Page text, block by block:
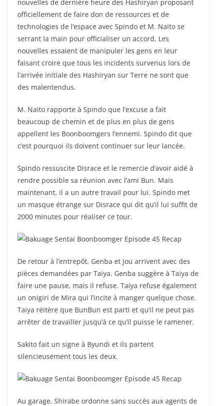
nouvelles de dernière heure des Hashiryan proposant
officiellement de faire don de ressources et de
technologies de l’espace avec Spindo et M. Naito se
serrant la main pour officialiser un accord. Les
nouvelles essaient de manipuler les gens en leur
faisant croire que tous les incidents survenus lors de
l’arrivée initiale des Hashiryan sur Terre ne sont que
des malentendus.
M. Naito rapporte à Spindo que l’excuse a fait
beaucoup de chemin et de plus en plus de gens
appellent les Boonboomgers l’ennemi. Spindo dit que
c’est pourquoi ils doivent continuer sur leur lancée.
Spindo ressuscite Disrace et le remercie d’avoir aidé à
rendre possible sa réunion avec l’ami Bun. Mais
maintenant, il a un autre travail pour lui. Spindo met
un masque étrange sur Disrace qui dit qu’il lui suffit de
2000 minutes pour réaliser ce tour.
De retour à l’entrepôt, Genba et Jou arrivent avec des
pièces demandées par Taiya. Genba suggère à Taiya de
faire une pause, mais il refuse. Taiya refuse également
un onigiri de Mira qui l’incite à manger quelque chose.
Taiya réitère que BunBun est parti et qu’il ne peut pas
arrêter de travailler jusqu’à ce qu’il puisse le ramener.
Sakito fait un signe à Byundi et ils partent
silencieusement tous les deux.
Au garage, Shirabe ordonne sans succès aux agents de